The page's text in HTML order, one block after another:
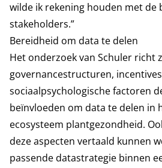
wilde ik rekening houden met de
stakeholders.”
Bereidheid om data te delen
Het onderzoek van Schuler richt
governancestructuren,
sociaalpsychologische factoren
beïnvloeden om data te delen in
ecosysteem plantgezondheid.
deze aspecten vertaald kunnen
passende datastrategie binnen